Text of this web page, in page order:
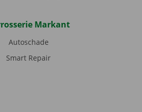
Markant
Autoschade
Smart Repair